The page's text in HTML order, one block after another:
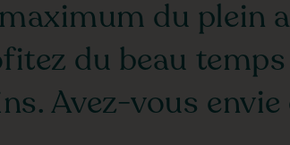
du plein
du beau
Avez-vous